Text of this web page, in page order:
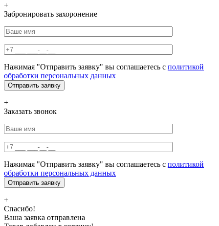
+
Забронировать захоронение
Нажимая "Отправить заявку" вы соглашаетесь с политикой
обработки персональных данных
+
Заказать звонок
Нажимая "Отправить заявку" вы соглашаетесь с политикой
обработки персональных данных
+
Спасибо!
Ваша заявка отправлена